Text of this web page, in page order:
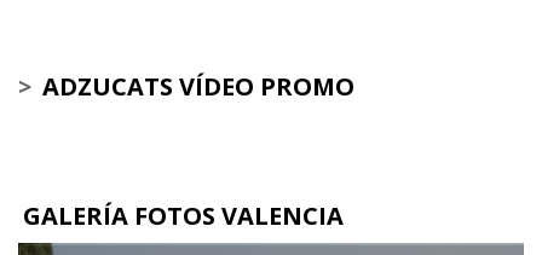
> ADZUCATS VÍDEO PROMO
GALERÍA FOTOS VALENCIA